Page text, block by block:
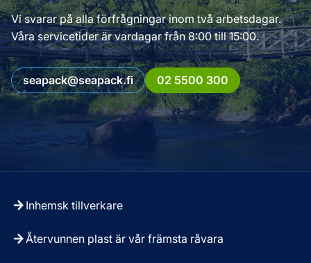
Vi svarar på alla förfrågningar inom två arbetsdagar.
Våra servicetider är vardagar från 8:00 till 15:00.
seapack@seapack.fi 02 5500 300
Inhemsk tillverkare
Återvunnen plast är vår främsta råvara